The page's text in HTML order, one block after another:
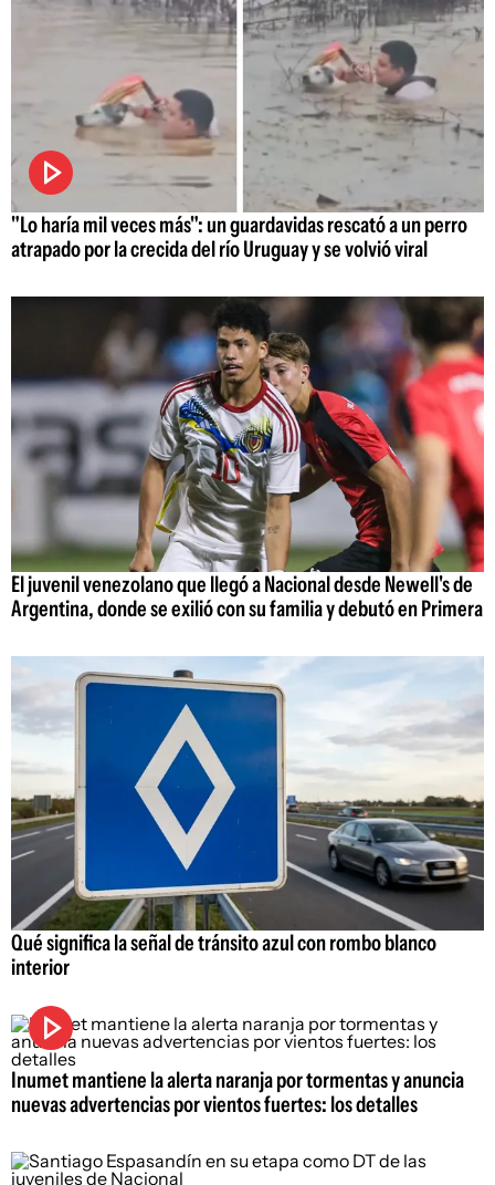
"Lo haría mil veces más": un guardavidas rescató a un perro
atrapado por la crecida del río Uruguay y se volvió viral
El juvenil venezolano que llegó a Nacional desde Newell's de
Argentina, donde se exilió con su familia y debutó en Primera
Qué significa la señal de tránsito azul con rombo blanco
interior
Inumet mantiene la alerta naranja por tormentas y anuncia
nuevas advertencias por vientos fuertes: los detalles